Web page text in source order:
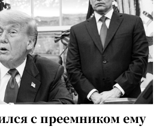
с преемником ему